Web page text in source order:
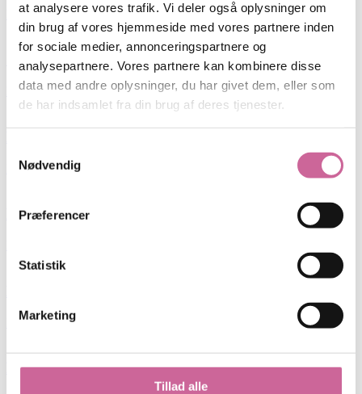
at analysere vores trafik. Vi deler også oplysninger om
din brug af vores hjemmeside med vores partnere inden
for sociale medier, annonceringspartnere og
analysepartnere. Vores partnere kan kombinere disse
data med andre oplysninger, du har givet dem, eller som
de har indsamlet fra din brug af deres tjenester.
Nødvendig
Præferencer
Statistik
Marketing
Tillad alle
Læs mere
Solbrillemode
Læs mere
Læs mere
Kontaktlinser
Læs mere
Kontaktlinser og børn